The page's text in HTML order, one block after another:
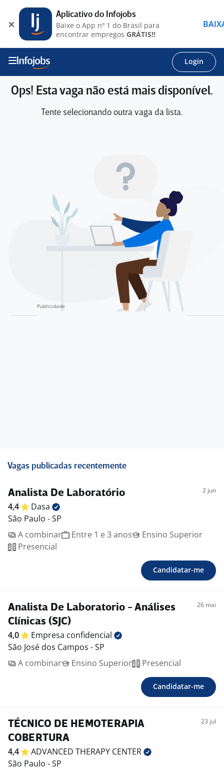
Login
Ops! Esta vaga não está mais disponível.
Tente selecionando outra vaga da lista.
Vagas publicadas recentemente
Analista De Laboratório 2 jun
4,4
Dasa
São Paulo - SP
A combinar
Entre 1 e 3 anos
Ensino Superior
Presencial
Candidatar-me
Analista De Laboratorio - Análises
Clínicas (SJC)
26 mai
4,0 Empresa confidencial
São José dos Campos - SP
A combinar
Ensino Superior Presencial
Candidatar-me
TÉCNICO DE HEMOTERAPIA
COBERTURA
23 jul
4,4 ADVANCED THERAPY CENTER
São Paulo - SP
Aplicativo do Infojobs
Baixe o App nº 1 do Brasil para
encontrar empregos GRÁTIS!!